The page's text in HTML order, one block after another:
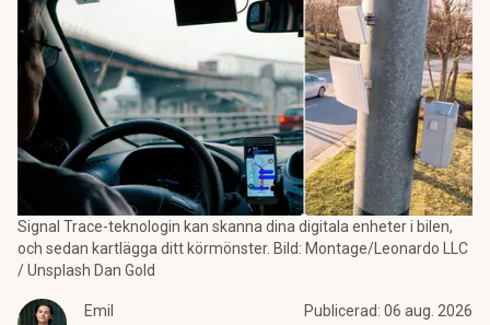
Signal Trace-teknologin kan skanna dina digitala enheter i bilen,
och sedan kartlägga ditt körmönster. Bild: Montage/Leonardo LLC
/ Unsplash Dan Gold
Emil
Publicerad: 06 aug. 2026